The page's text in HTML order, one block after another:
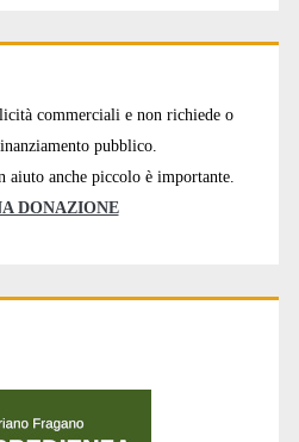
commerciali e non richiede o
pubblico.
aiuto anche piccolo è importante.
DONAZIONE